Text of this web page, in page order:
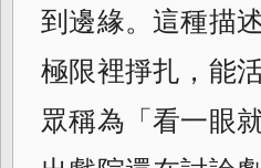
到邊緣。這種描
極限裡掙扎，能
眾稱為「看一眼